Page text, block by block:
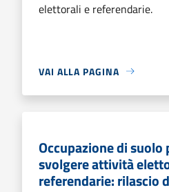
elettorali e referendarie.
VAI ALLA PAGINA
Occupazione di
svolgere attività
referendarie: rilascio